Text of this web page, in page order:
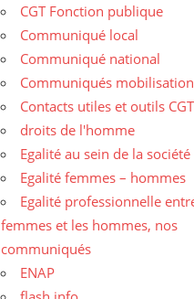
CGT Fonction publique
Communiqué local
Communiqué national
Communiqués
Contacts utiles et outils
droits de l'homme
Egalité au sein de la société
Egalité femmes – hommes
Egalité professionnelle
femmes et les hommes, nos
communiqués
ENAP